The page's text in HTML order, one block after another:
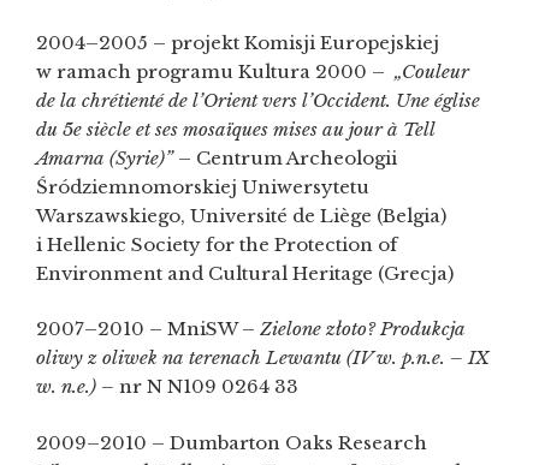
2004–2005 – projekt Komisji Europejskiej
w ramach programu Kultura 2000 – „Couleur
de la chrétienté de l’Orient vers l’Occident. Une église
du 5e siècle et ses mosaïques mises au jour à Tell
Amarna (Syrie)”– Centrum Archeologii
Śródziemnomorskiej Uniwersytetu
Warszawskiego, Université de Liège (Belgia)
i Hellenic Society for the Protection of
Environment and Cultural Heritage (Grecja)
2007–2010 – MniSW – Zielone złoto? Produkcja
oliwy z oliwek na terenach Lewantu (IV w. p.n.e. – IX
w. n.e.) – nr N N109 0264 33
2009–2010 – Dumbarton Oaks Research